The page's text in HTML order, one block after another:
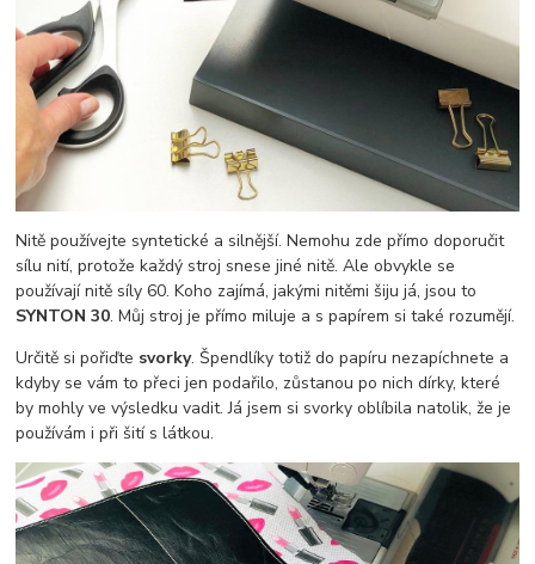
Nitě používejte syntetické a silnější. Nemohu zde přímo doporučit
sílu nití, protože každý stroj snese jiné nitě. Ale obvykle se
používají nitě síly 60. Koho zajímá, jakými nitěmi šiju já, jsou to
SYNTON 30. Můj stroj je přímo miluje a s papírem si také rozumějí.
Určitě si pořiďte svorky. Špendlíky totiž do papíru nezapíchnete a
kdyby se vám to přeci jen podařilo, zůstanou po nich dírky, které
by mohly ve výsledku vadit. Já jsem si svorky oblíbila natolik, že je
používám i při šití s látkou.